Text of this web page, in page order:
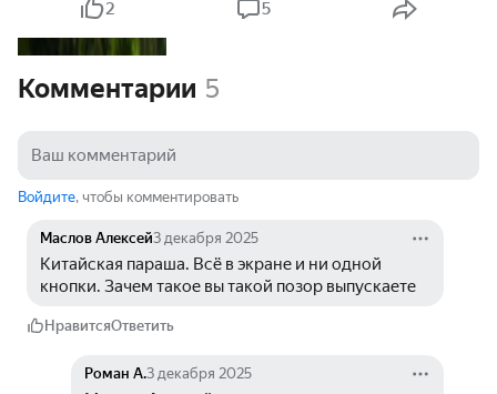
2 5
Комментарии 5
Войдите, чтобы комментировать
Маслов Алексей3 декабря 2025
Китайская параша. Всё в экране и ни одной
кнопки. Зачем такое вы такой позор выпускаете
НравитсяОтветить
Роман А.3 декабря 2025